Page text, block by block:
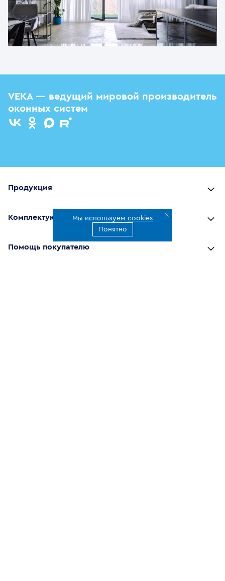
Мы используем cookies
Понятно
VEKA — ведущий мировой производитель
оконных систем
Продукция
Комплектующие
Помощь покупателю